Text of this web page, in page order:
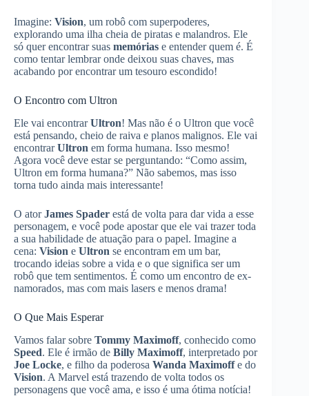
Imagine: Vision, um robô com superpoderes,
explorando uma ilha cheia de piratas e malandros. Ele
só quer encontrar suas memórias e entender quem é. É
como tentar lembrar onde deixou suas chaves, mas
acabando por encontrar um tesouro escondido!
O Encontro com Ultron
Ele vai encontrarUltron! Mas não é o Ultron que você
está pensando, cheio de raiva e planos malignos. Ele vai
encontrarUltron em forma humana. Isso mesmo!
Agora você deve estar se perguntando: “Como assim,
Ultron em forma humana?” Não sabemos, mas isso
torna tudo ainda mais interessante!
O atorJames Spader está de volta para dar vida a esse
personagem, e você pode apostar que ele vai trazer toda
a sua habilidade de atuação para o papel. Imagine a
cena: Vision e Ultron se encontram em um bar,
trocando ideias sobre a vida e o que significa ser um
robô que tem sentimentos. É como um encontro de ex-
namorados, mas com mais lasers e menos drama!
O Que Mais Esperar
Vamos falar sobre Tommy Maximoff, conhecido como
Speed. Ele é irmão de Billy Maximoff, interpretado por
Joe Locke, e filho da poderosa Wanda Maximoffe do
Vision. A Marvel está trazendo de volta todos os
personagens que você ama, e isso é uma ótima notícia!